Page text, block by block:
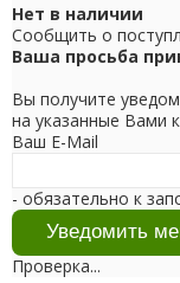
Нет в наличии
Сообщить о
Ваша просьба
Вы получите
на указанные Вами
Ваш E-Mail
- обязательно к
Проверка...